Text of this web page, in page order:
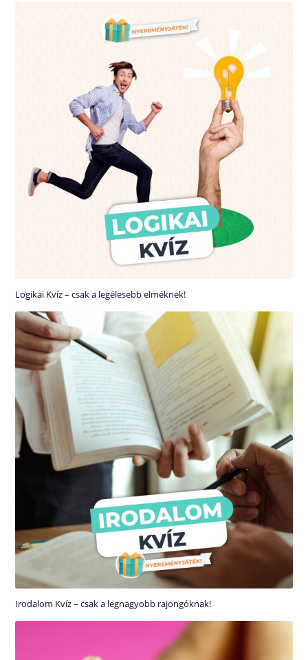
Logikai Kvíz – csak a legélesebb elméknek!
Irodalom Kvíz – csak a legnagyobb rajongóknak!